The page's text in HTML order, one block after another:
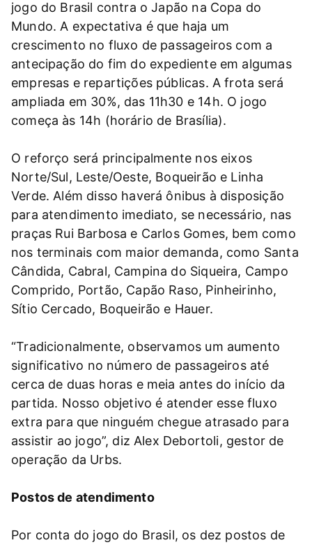
jogo do Brasil contra o Japão na Copa do
Mundo. A expectativa é que haja um
crescimento no fluxo de passageiros com a
antecipação do fim do expediente em algumas
empresas e repartições públicas. A frota será
ampliada em 30%, das 11h30 e 14h. O jogo
começa às 14h (horário de Brasília).
O reforço será principalmente nos eixos
Norte/Sul, Leste/Oeste, Boqueirão e Linha
Verde. Além disso haverá ônibus à disposição
para atendimento imediato, se necessário, nas
praças Rui Barbosa e Carlos Gomes, bem como
nos terminais com maior demanda, como Santa
Cândida, Cabral, Campina do Siqueira, Campo
Comprido, Portão, Capão Raso, Pinheirinho,
Sítio Cercado, Boqueirão e Hauer.
“Tradicionalmente, observamos um aumento
significativo no número de passageiros até
cerca de duas horas e meia antes do início da
partida. Nosso objetivo é atender esse fluxo
extra para que ninguém chegue atrasado para
assistir ao jogo”, diz Alex Debortoli, gestor de
operação da Urbs.
Postos de atendimento
Por conta do jogo do Brasil, os dez postos de